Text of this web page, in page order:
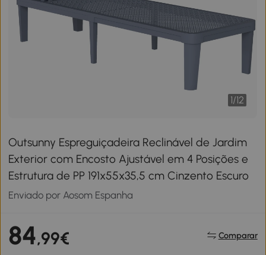
1/12
Outsunny Espreguiçadeira Reclinável de Jardim
Exterior com Encosto Ajustável em 4 Posições e
Estrutura de PP 191x55x35,5 cm Cinzento Escuro
Enviado por Aosom Espanha
84,99€ Comparar